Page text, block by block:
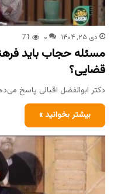
دی ۲۵, ۱۴۰۴ ۰ 71
مسئله حجاب باید
قضایی؟
دکتر ابوالفضل اقبالی پاسخ
بیشتر بخوانید »